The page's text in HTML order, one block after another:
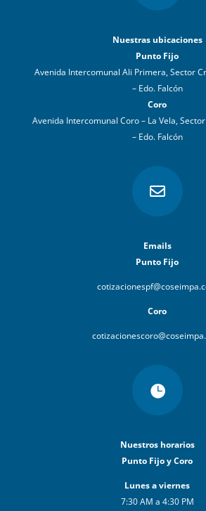
Nuestras ubicaciones
Punto Fijo
Avenida Intercomunal Ali Primera, Sector
– Edo. Falcón
Coro
Avenida Intercomunal Coro – La Vela,
– Edo. Falcón

Emails
Punto Fijo
Coro

Nuestros horarios
Punto Fijo y Coro
Lunes a viernes
7:30 AM a 4:30 PM